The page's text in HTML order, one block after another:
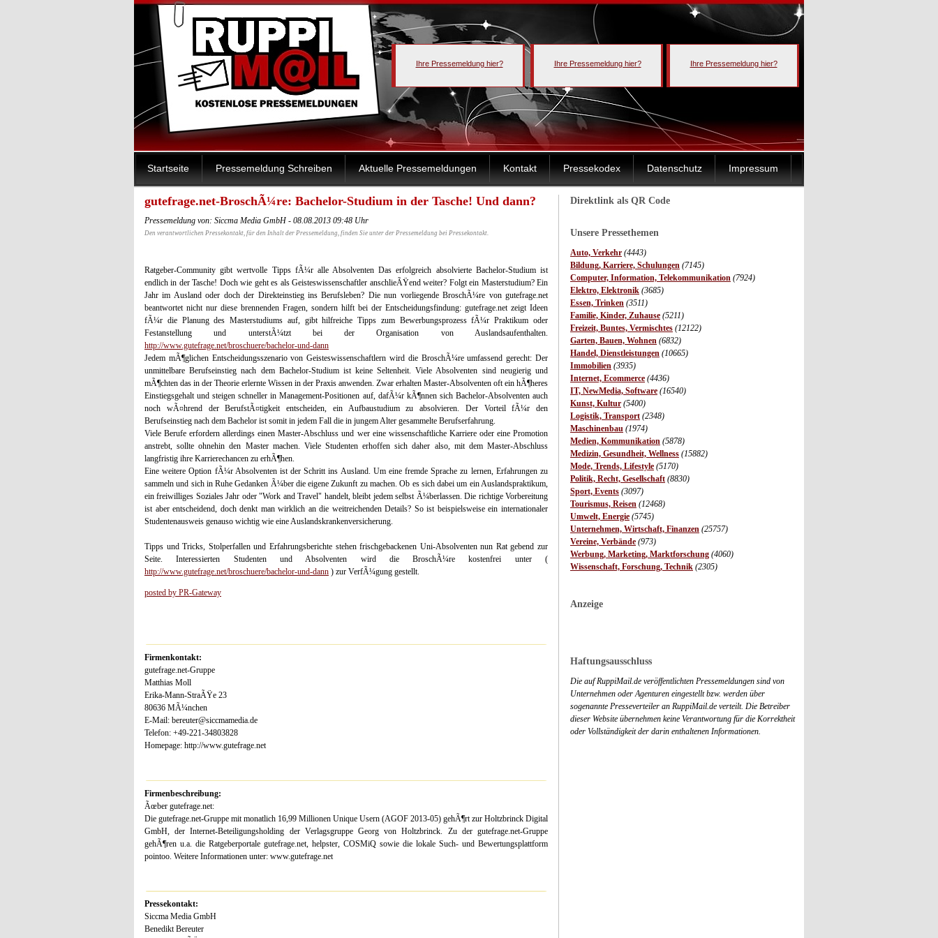
Ihre Pressemeldung hier? Ihre Pressemeldung hier? Ihre Pressemeldung hier?
Startseite Pressemeldung Schreiben Aktuelle Pressemeldungen Kontakt Pressekodex Datenschutz Impressum
Direktlink als QR Code
Unsere Pressethemen
Auto, Verkehr (4443)
Bildung, Karriere, Schulungen (7145)
Computer, Information, Telekommunikation (7924)
Elektro, Elektronik (3685)
Essen, Trinken (3511)
Familie, Kinder, Zuhause (5211)
Freizeit, Buntes, Vermischtes (12122)
Garten, Bauen, Wohnen (6832)
Handel, Dienstleistungen (10665)
Immobilien (3935)
Internet, Ecommerce (4436)
IT, NewMedia, Software (16540)
Kunst, Kultur (5400)
Logistik, Transport (2348)
Maschinenbau (1974)
Medien, Kommunikation (5878)
Medizin, Gesundheit, Wellness (15882)
Mode, Trends, Lifestyle (5170)
Politik, Recht, Gesellschaft (8830)
Sport, Events (3097)
Tourismus, Reisen (12468)
Umwelt, Energie (5745)
Unternehmen, Wirtschaft, Finanzen (25757)
Vereine, Verbände (973)
Werbung, Marketing, Marktforschung (4060)
Wissenschaft, Forschung, Technik (2305)
Anzeige
Haftungsausschluss
Die auf RuppiMail.de veröffentlichten Pressemeldungen sind von
Unternehmen oder Agenturen eingestellt bzw. werden über
sogenannte Presseverteiler an RuppiMail.de verteilt. Die Betreiber
dieser Website übernehmen keine Verantwortung für die Korrektheit
oder Vollständigkeit der darin enthaltenen Informationen.
gutefrage.net-BroschÃ¼re: Bachelor-Studium in der Tasche! Und dann?
Pressemeldung von: Siccma Media GmbH - 08.08.2013 09:48 Uhr
Den verantwortlichen Pressekontakt, für den Inhalt der Pressemeldung, finden Sie unter der Pressemeldung bei Pressekontakt.
Ratgeber-Community gibt wertvolle Tipps fÃ¼r alle Absolventen Das erfolgreich absolvierte Bachelor-Studium ist
endlich in der Tasche! Doch wie geht es als Geisteswissenschaftler anschlieÃŸend weiter? Folgt ein Masterstudium? Ein
Jahr im Ausland oder doch der Direkteinstieg ins Berufsleben? Die nun vorliegende BroschÃ¼re von gutefrage.net
beantwortet nicht nur diese brennenden Fragen, sondern hilft bei der Entscheidungsfindung: gutefrage.net zeigt Ideen
fÃ¼r die Planung des Masterstudiums auf, gibt hilfreiche Tipps zum Bewerbungsprozess fÃ¼r Praktikum oder
Festanstellung und unterstÃ¼tzt bei der Organisation von Auslandsaufenthalten.
http://www.gutefrage.net/broschuere/bachelor-und-dann
Jedem mÃ¶glichen Entscheidungsszenario von Geisteswissenschaftlern wird die BroschÃ¼re umfassend gerecht: Der
unmittelbare Berufseinstieg nach dem Bachelor-Studium ist keine Seltenheit. Viele Absolventen sind neugierig und
mÃ¶chten das in der Theorie erlernte Wissen in der Praxis anwenden. Zwar erhalten Master-Absolventen oft ein hÃ¶heres
Einstiegsgehalt und steigen schneller in Management-Positionen auf, dafÃ¼r kÃ¶nnen sich Bachelor-Absolventen auch
noch wÃ¤hrend der BerufstÃ¤tigkeit entscheiden, ein Aufbaustudium zu absolvieren. Der Vorteil fÃ¼r den
Berufseinstieg nach dem Bachelor ist somit in jedem Fall die in jungem Alter gesammelte Berufserfahrung.
Viele Berufe erfordern allerdings einen Master-Abschluss und wer eine wissenschaftliche Karriere oder eine Promotion
anstrebt, sollte ohnehin den Master machen. Viele Studenten erhoffen sich daher also, mit dem Master-Abschluss
langfristig ihre Karrierechancen zu erhÃ¶hen.
Eine weitere Option fÃ¼r Absolventen ist der Schritt ins Ausland. Um eine fremde Sprache zu lernen, Erfahrungen zu
sammeln und sich in Ruhe Gedanken Ã¼ber die eigene Zukunft zu machen. Ob es sich dabei um ein Auslandspraktikum,
ein freiwilliges Soziales Jahr oder "Work and Travel" handelt, bleibt jedem selbst Ã¼berlassen. Die richtige Vorbereitung
ist aber entscheidend, doch denkt man wirklich an die weitreichenden Details? So ist beispielsweise ein internationaler
Studentenausweis genauso wichtig wie eine Auslandskrankenversicherung.
Tipps und Tricks, Stolperfallen und Erfahrungsberichte stehen frischgebackenen Uni-Absolventen nun Rat gebend zur
Seite. Interessierten Studenten und Absolventen wird die BroschÃ¼re kostenfrei unter (
http://www.gutefrage.net/broschuere/bachelor-und-dann ) zur VerfÃ¼gung gestellt.
posted by PR-Gateway
Firmenkontakt:
gutefrage.net-Gruppe
Matthias Moll
Erika-Mann-StraÃŸe 23
80636 MÃ¼nchen
E-Mail: bereuter@siccmamedia.de
Telefon: +49-221-34803828
Homepage: http://www.gutefrage.net
Firmenbeschreibung:
Ãœber gutefrage.net:
Die gutefrage.net-Gruppe mit monatlich 16,99 Millionen Unique Usern (AGOF 2013-05) gehÃ¶rt zur Holtzbrinck Digital
GmbH, der Internet-Beteiligungsholding der Verlagsgruppe Georg von Holtzbrinck. Zu der gutefrage.net-Gruppe
gehÃ¶ren u.a. die Ratgeberportale gutefrage.net, helpster, COSMiQ sowie die lokale Such- und Bewertungsplattform
pointoo. Weitere Informationen unter: www.gutefrage.net
Pressekontakt:
Siccma Media GmbH
Benedikt Bereuter